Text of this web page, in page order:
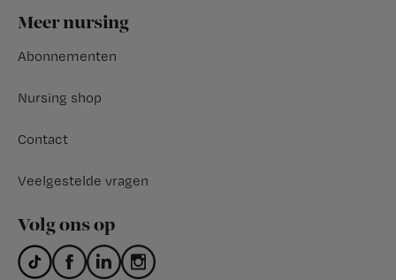
Footer
Meer nursing
Abonnementen
Nursing shop
Contact
Veelgestelde vragen
Volg ons op